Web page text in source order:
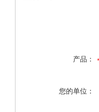
产品：
您的单位：